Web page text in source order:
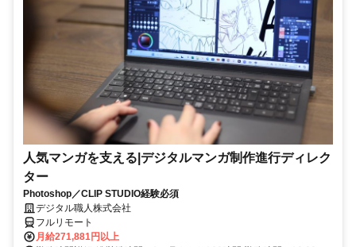
人気マンガを支える|デジタルマンガ制作進行ディレク
ター
Photoshop／CLIP STUDIO経験必須
デジタル職人株式会社
フルリモート
月給271,881円以上